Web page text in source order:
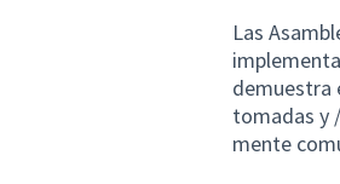
Las
demuestra
tomadas y
mente